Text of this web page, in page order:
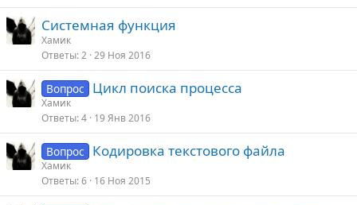
Системная функция
Хамик
Ответы 2 29 Ноя 2016
Вопрос Цикл поиска процесса
Хамик
Ответы 4 19 Янв 2016
Вопрос Кодировка текстового файла
Хамик
Ответы 6 16 Ноя 2015